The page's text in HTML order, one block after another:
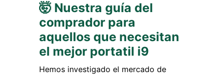
🤯 Nuestra guía del
comprador para
aquellos que necesitan
el mejor portatil i9
Hemos investigado el mercado de